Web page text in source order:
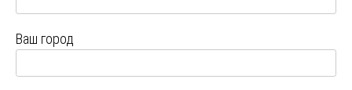
Ваш город